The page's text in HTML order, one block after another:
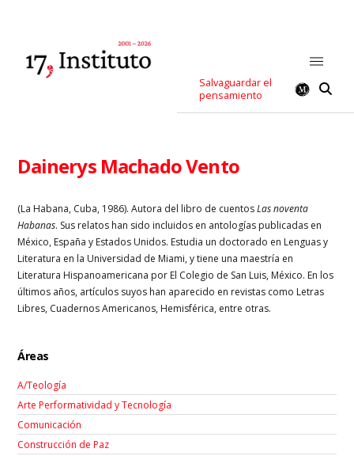
Salvaguardar el
pensamiento
Dainerys Machado Vento
(La Habana, Cuba, 1986). Autora del libro de cuentosLas noventa
Habanas. Sus relatos han sido incluidos en antologías publicadas en
México, España y Estados Unidos. Estudia un doctorado en Lenguas y
Literatura en la Universidad de Miami, y tiene una maestría en
Literatura Hispanoamericana por El Colegio de San Luis, México. En los
últimos años, artículos suyos han aparecido en revistas como Letras
Libres, Cuadernos Americanos, Hemisférica, entre otras.
Áreas
A/Teología
Arte Performatividad y Tecnología
Comunicación
Construcción de Paz